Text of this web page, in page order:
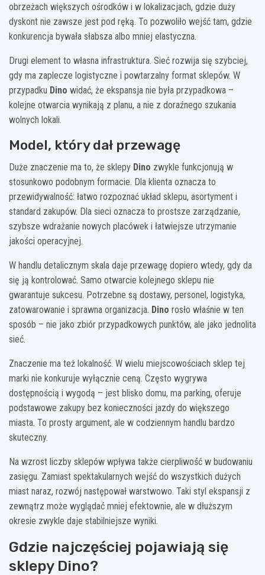
obrzeżach większych ośrodków i w lokalizacjach, gdzie duży
dyskont nie zawsze jest pod ręką. To pozwoliło wejść tam, gdzie
konkurencja bywała słabsza albo mniej elastyczna.
Drugi element to własna infrastruktura. Sieć rozwija się szybciej,
gdy ma zaplecze logistyczne i powtarzalny format sklepów. W
przypadku Dino widać, że ekspansja nie była przypadkowa –
kolejne otwarcia wynikają z planu, a nie z doraźnego szukania
wolnych lokali.
Model, który dał przewagę
Duże znaczenie ma to, że sklepy Dino zwykle funkcjonują w
stosunkowo podobnym formacie. Dla klienta oznacza to
przewidywalność: łatwo rozpoznać układ sklepu, asortyment i
standard zakupów. Dla sieci oznacza to prostsze zarządzanie,
szybsze wdrażanie nowych placówek i łatwiejsze utrzymanie
jakości operacyjnej.
W handlu detalicznym skala daje przewagę dopiero wtedy, gdy da
się ją kontrolować. Samo otwarcie kolejnego sklepu nie
gwarantuje sukcesu. Potrzebne są dostawy, personel, logistyka,
zatowarowanie i sprawna organizacja. Dino rosło właśnie w ten
sposób – nie jako zbiór przypadkowych punktów, ale jako jednolita
sieć.
Znaczenie ma też lokalność. W wielu miejscowościach sklep tej
marki nie konkuruje wyłącznie ceną. Często wygrywa
dostępnością i wygodą – jest blisko domu, ma parking, oferuje
podstawowe zakupy bez konieczności jazdy do większego
miasta. To prosty argument, ale w codziennym handlu bardzo
skuteczny.
Na wzrost liczby sklepów wpływa także cierpliwość w budowaniu
zasięgu. Zamiast spektakularnych wejść do wszystkich dużych
miast naraz, rozwój następował warstwowo. Taki styl ekspansji z
zewnątrz może wyglądać mniej efektownie, ale w dłuższym
okresie zwykle daje stabilniejsze wyniki.
Gdzie najczęściej pojawiają się
sklepy Dino?